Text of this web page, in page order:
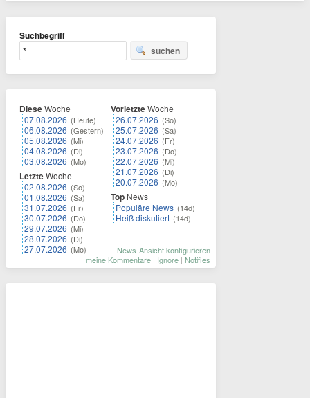
Suchbegriff
suchen
DieseWoche
07.08.2026 (Heute)
06.08.2026 (Gestern)
05.08.2026 (Mi)
04.08.2026 (Di)
03.08.2026 (Mo)
LetzteWoche
02.08.2026 (So)
01.08.2026 (Sa)
31.07.2026 (Fr)
30.07.2026 (Do)
29.07.2026 (Mi)
28.07.2026 (Di)
27.07.2026 (Mo)
VorletzteWoche
26.07.2026 (So)
25.07.2026 (Sa)
24.07.2026 (Fr)
23.07.2026 (Do)
22.07.2026 (Mi)
21.07.2026 (Di)
20.07.2026 (Mo)
Top News
Populäre News (14d)
Heiß diskutiert (14d)
News-Ansicht konfigurieren
meine Kommentare | Ignore | Notifies